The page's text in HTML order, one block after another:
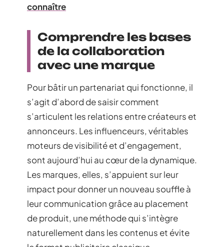
connaître
Comprendre les bases
de la collaboration
avec une marque
Pour bâtir un partenariat qui fonctionne, il
s’agit d’abord de saisir comment
s’articulent les relations entre créateurs et
annonceurs. Les influenceurs, véritables
moteurs de visibilité et d’engagement,
sont aujourd’hui au cœur de la dynamique.
Les marques, elles, s’appuient sur leur
impact pour donner un nouveau souffle à
leur communication grâce au placement
de produit, une méthode qui s’intègre
naturellement dans les contenus et évite